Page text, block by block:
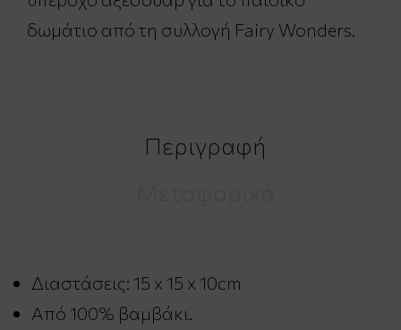
δωμάτιο από τη συλλογή Fairy Wonders.
Περιγραφή
Διαστάσεις: 15 x 15 x 10cm
Από 100% βαμβάκι.